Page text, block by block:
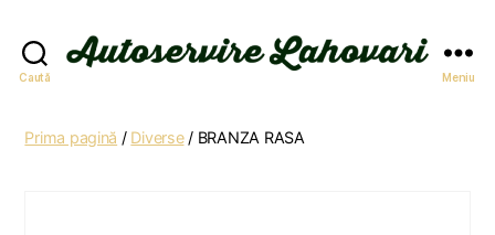
Caută Meniu
Prima pagină / Diverse/ BRANZA RASA